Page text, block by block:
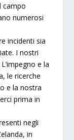
campo
numerosi
incidenti sia
I nostri
e la
le ricerche
e la nostra
prima in
negli
in